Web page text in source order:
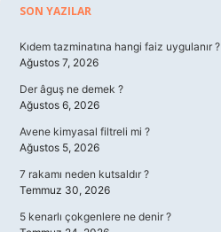
Sidebar
SON YAZILAR
Kıdem tazminatına hangi faiz uygulanır ?
Ağustos 7, 2026
Der âguş ne demek ?
Ağustos 6, 2026
Avene kimyasal filtreli mi ?
Ağustos 5, 2026
7 rakamı neden kutsaldır ?
Temmuz 30, 2026
5 kenarlı çokgenlere ne denir ?